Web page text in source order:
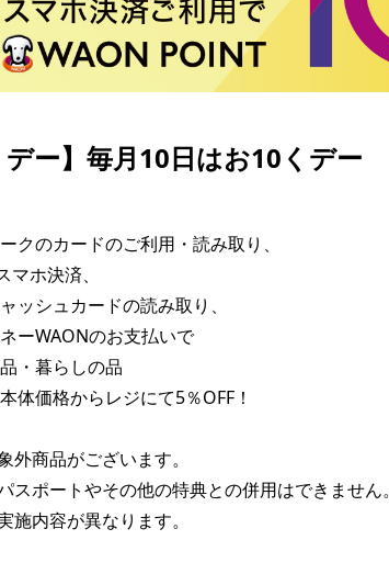
ー】毎月10日はお10くデー
クのカードのご利用・読み取り、
マホ決済、
ッシュカードの読み取り、
ーWAONのお支払いで
・暮らしの品
体価格からレジにて5％OFF！
外商品がございます。
スポートやその他の特典との併用はできません。
施内容が異なります。